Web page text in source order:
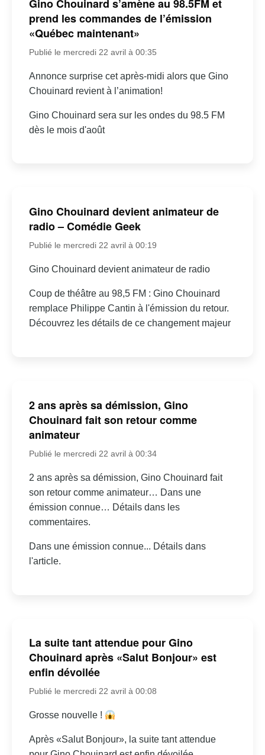
Gino Chouinard s’amène au 98.5FM et
prend les commandes de l’émission
«Québec maintenant»
Publié le mercredi 22 avril à 00:35
Annonce surprise cet après-midi alors que Gino
Chouinard revient à l’animation!
Gino Chouinard sera sur les ondes du 98.5 FM
dès le mois d'août
Gino Chouinard devient animateur de
radio – Comédie Geek
Publié le mercredi 22 avril à 00:19
Gino Chouinard devient animateur de radio
Coup de théâtre au 98,5 FM : Gino Chouinard
remplace Philippe Cantin à l'émission du retour.
Découvrez les détails de ce changement majeur
2 ans après sa démission, Gino
Chouinard fait son retour comme
animateur
Publié le mercredi 22 avril à 00:34
2 ans après sa démission, Gino Chouinard fait
son retour comme animateur… Dans une
émission connue… Détails dans les
commentaires.
Dans une émission connue... Détails dans
l'article.
La suite tant attendue pour Gino
Chouinard après «Salut Bonjour» est
enfin dévoilée
Publié le mercredi 22 avril à 00:08
Grosse nouvelle !
Après «Salut Bonjour», la suite tant attendue